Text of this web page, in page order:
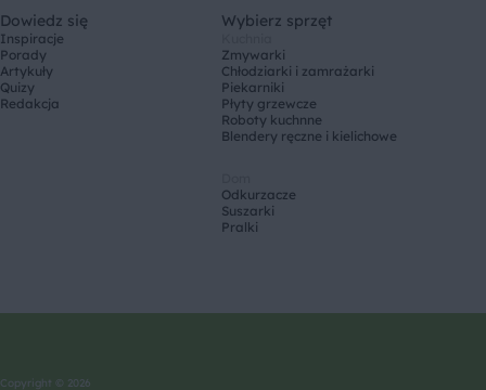
Dowiedz się
Inspiracje
Porady
Artykuły
Quizy
Redakcja
Wybierz sprzęt
Zmywarki
Chłodziarki i zamrażarki
Piekarniki
Płyty grzewcze
Roboty kuchnne
Blendery ręczne i kielichowe
Odkurzacze
Suszarki
Pralki
Copyright © 2026